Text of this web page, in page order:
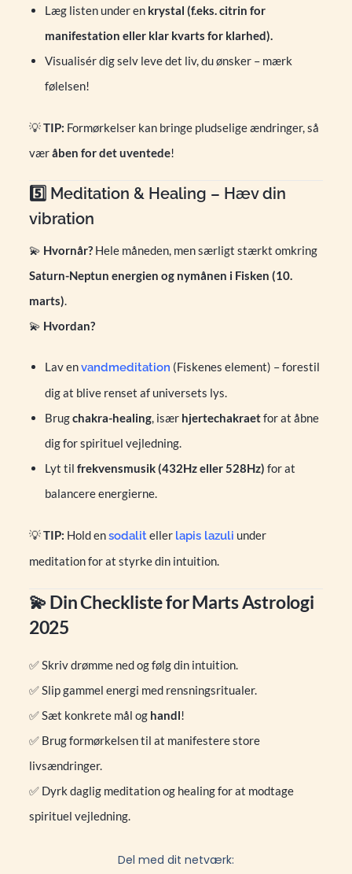
Læg listen under en krystal (f.eks. citrin for
manifestation eller klar kvarts for klarhed).
Visualisér dig selv leve det liv, du ønsker – mærk
følelsen!
💡TIP: Formørkelser kan bringe pludselige ændringer, så
væråben for det uventede!
5️⃣ Meditation & Healing – Hæv din
vibration
💫 Hvornår?Hele måneden, men særligt stærkt omkring
Saturn-Neptun energien og nymånen i Fisken (10.
marts).
💫 Hvordan?
Lav envandmeditation (Fiskenes element) – forestil
dig at blive renset af universets lys.
Brugchakra-healing, især hjertechakraetfor at åbne
dig for spirituel vejledning.
Lyt til frekvensmusik (432Hz eller 528Hz) for at
balancere energierne.
💡TIP: Hold ensodaliteller lapis lazuli under
meditation for at styrke din intuition.
💫 Din Checkliste for Marts Astrologi
2025
✅ Skriv drømme ned og følg din intuition.
✅ Slip gammel energi med rensningsritualer.
✅ Sæt konkrete mål og handl!
✅ Brug formørkelsen til at manifestere store
livsændringer.
✅ Dyrk daglig meditation og healing for at modtage
spirituel vejledning.
Del med dit netværk: